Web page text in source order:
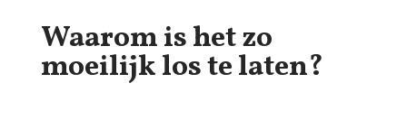
Waarom is het zo
moeilijk los te laten?